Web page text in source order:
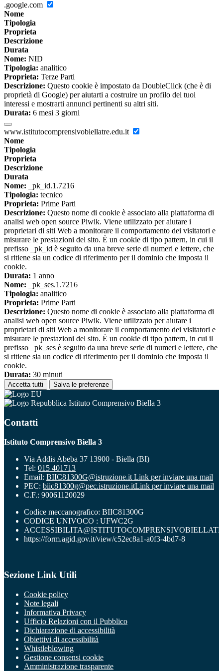
.google.com
Nome
Tipologia
Proprieta
Descrizione
Durata
Nome: NID
Tipologia: analitico
Proprieta: Terze Parti
Descrizione: Questo cookie è impostato da DoubleClick (che è di
proprietà di Google) per aiutarti a costruire un profilo dei tuoi
interessi e mostrarti annunci pertinenti su altri siti.
Durata: 6 mesi 3 giorni
www.istitutocomprensivobiellatre.edu.it
Nome
Tipologia
Proprieta
Descrizione
Durata
Nome: _pk_id.1.7216
Tipologia: tecnico
Proprieta: Prime Parti
Descrizione: Questo nome di cookie è associato alla piattaforma di
analisi web open source Piwik. Viene utilizzato per aiutare i
proprietari di siti Web a monitorare il comportamento dei visitatori e
misurare le prestazioni del sito. È un cookie di tipo pattern, in cui il
prefisso _pk_id è seguito da una breve serie di numeri e lettere, che
si ritiene sia un codice di riferimento per il dominio che imposta il
cookie.
Durata: 1 anno
Nome: _pk_ses.1.7216
Tipologia: analitico
Proprieta: Prime Parti
Descrizione: Questo nome di cookie è associato alla piattaforma di
analisi web open source Piwik. Viene utilizzato per aiutare i
proprietari di siti Web a monitorare il comportamento dei visitatori e
misurare le prestazioni del sito. È un cookie di tipo pattern, in cui il
prefisso _pk_ses è seguito da una breve serie di numeri e lettere, che
si ritiene sia un codice di riferimento per il dominio che imposta il
cookie.
Durata: 30 minuti
Accetta tutti Salva le preferenze
Istituto Comprensivo Biella 3
Contatti
Istituto Comprensivo Biella 3
Via Addis Abeba 37 13900 - Biella (BI)
Tel: 015 401713
Email: BIIC81300G@istruzione.it Link per inviare una mail
PEC: biic81300g@pec.istruzione.itLink per inviare una mail
C.F.: 90061120029
Codice meccanografico: BIIC81300G
CODICE UNIVOCO : UFWC2G
https://form.agid.gov.it/view/c52ec8a1-a0f3-4bd7-8
Sezione Link Utili
Cookie policy
Note legali
Informativa Privacy
Ufficio Relazioni con il Pubblico
Dichiarazione di accessibilità
Obiettivi di accessibilità
Whistleblowing
Gestione consensi cookie
Amministrazione trasparente